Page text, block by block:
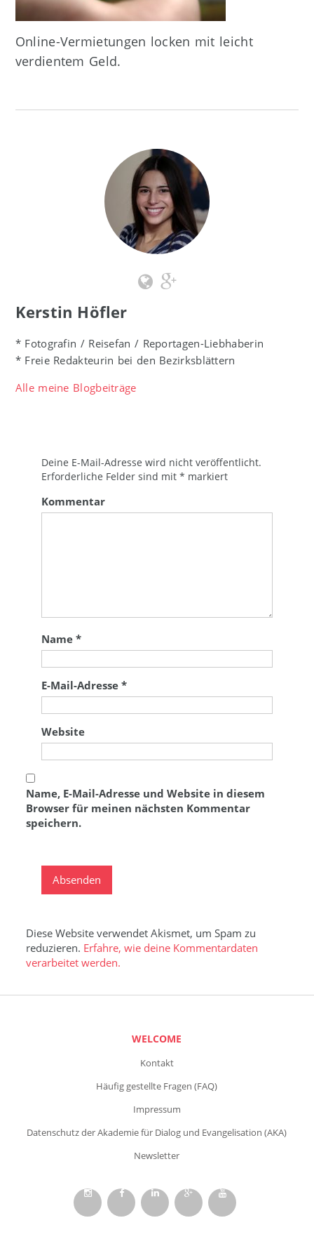
Online-Vermietungen locken mit leicht
verdientem Geld.
Kerstin Höfler
* Fotografin / Reisefan / Reportagen-Liebhaberin
* Freie Redakteurin bei den Bezirksblättern
Alle meine Blogbeiträge
Deine E-Mail-Adresse wird nicht veröffentlicht.
Erforderliche Felder sind mit* markiert
Kommentar
Name*
E-Mail-Adresse*
Website
Name, E-Mail-Adresse und Website in diesem
Browser für meinen nächsten Kommentar
speichern.
Diese Website verwendet Akismet, um Spam zu
reduzieren. Erfahre, wie deine Kommentardaten
verarbeitet werden.
WELCOME
Kontakt
Häufig gestellte Fragen (FAQ)
Impressum
Datenschutz der Akademie für Dialog und Evangelisation (AKA)
Newsletter